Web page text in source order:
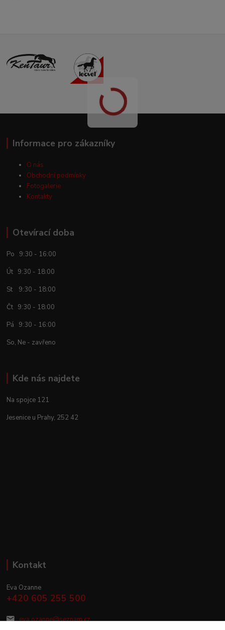
Informace pro zákazníky
O nás
Obchodní podmínky
Fotogalerie
Kontakty
Otevírací doba
Po 9:30 - 16:00
Út 9:30 - 18:00
St 9:30 - 18:00
Čt 9:30 - 18:00
Pá 9:30 - 16:00
So, Ne - zavřeno
Kde nás najdete
Na spojce 121
Jesenice u Prahy, 252 42
Kontakt
Eva Ozanne
+420 605 255 500
eva.ozanne@seznam.cz